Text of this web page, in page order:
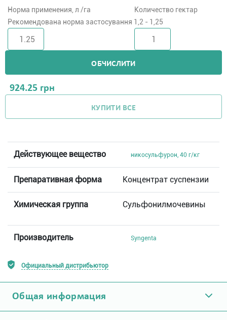
Норма применения, л /га
Количество гектар
Рекомендована норма застосування 1,2 - 1,25
ОБЧИСЛИТИ
924.25 грн
КУПИТИ ВСЕ
Действующее вещество никосульфурон, 40 г/кг
Препаративная форма Концентрат суспензии
Химическая группа Сульфонилмочевины
Производитель Syngenta
Официальный дистрибьютор
Общая информация